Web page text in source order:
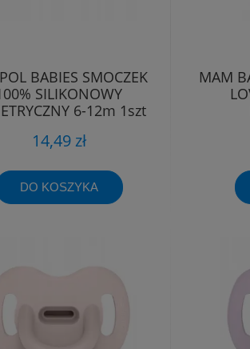
BABIES SMOCZEK
SILIKONOWY
6-12m 1szt
14,49 zł
DO KOSZYKA
MAM